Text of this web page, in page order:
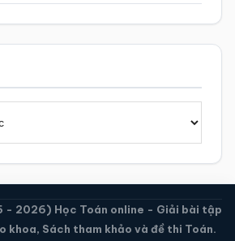
- 2026) Học Toán online - Giải bài tập
khoa, Sách tham khảo và đề thi Toán.